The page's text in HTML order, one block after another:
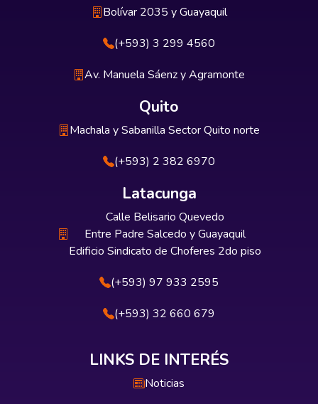
Bolívar 2035 y Guayaquil
(+593) 3 299 4560
Av. Manuela Sáenz y Agramonte
Quito
Machala y Sabanilla Sector Quito norte
(+593) 2 382 6970
Latacunga
Calle Belisario Quevedo
Entre Padre Salcedo y Guayaquil
Edificio Sindicato de Choferes 2do piso
(+593) 97 933 2595
(+593) 32 660 679
LINKS DE INTERÉS
Noticias